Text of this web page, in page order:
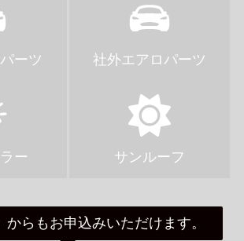
ーツ 社外エアロパーツ
ー サンルーフ
からもお申込みいただけます。